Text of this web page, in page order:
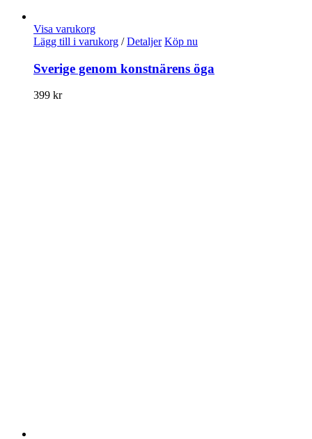
Visa varukorg
Lägg till i varukorg / Detaljer Köp nu
Sverige genom konstnärens öga
399 kr